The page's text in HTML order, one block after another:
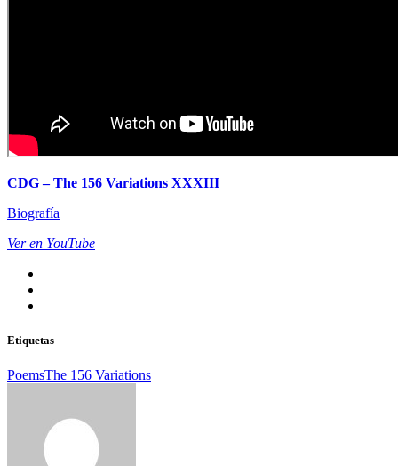
CDG – The 156 Variations XXXIII
Biografía
Ver en YouTube
Etiquetas
PoemsThe 156 Variations